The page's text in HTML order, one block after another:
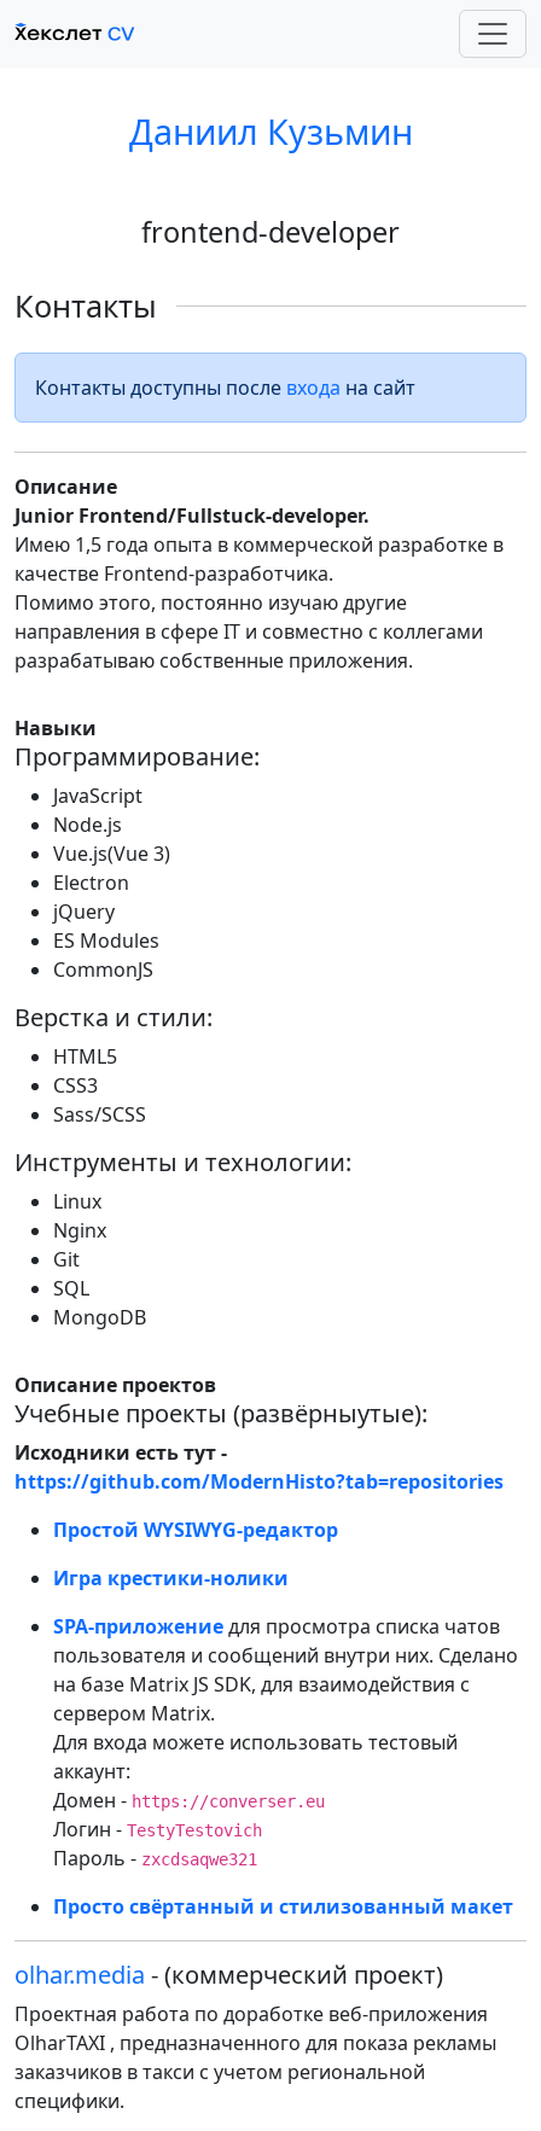
Даниил Кузьмин
frontend-developer
Контакты
Контакты доступны после входа на сайт
Описание
Junior Frontend/Fullstuck-developer.
Имею 1,5 года опыта в коммерческой разработке в
качестве Frontend-разработчика.
Помимо этого, постоянно изучаю другие
направления в сфере IT и совместно с коллегами
разрабатываю собственные приложения.
Навыки
Программирование:
JavaScript
Node.js
Vue.js(Vue 3)
Electron
jQuery
ES Modules
CommonJS
Верстка и стили:
HTML5
CSS3
Sass/SCSS
Инструменты и технологии:
Linux
Nginx
Git
SQL
MongoDB
Описание проектов
Учебные проекты (развёрныутые):
Исходники есть тут -
https://github.com/ModernHisto?tab=repositories
Простой WYSIWYG-редактор
Игра крестики-нолики
SPA-приложениедля просмотра списка чатов
пользователя и сообщений внутри них. Сделано
на базе Matrix JS SDK, для взаимодействия с
сервером Matrix.
Для входа можете использовать тестовый
аккаунт:
Домен - https://converser.eu
Логин - TestyTestovich
Пароль - zxcdsaqwe321
Просто свёртанный и стилизованный макет
olhar.media - (коммерческий проект)
Проектная работа по доработке веб-приложения
OlharTAXI , предназначенного для показа рекламы
заказчиков в такси с учетом региональной
специфики.